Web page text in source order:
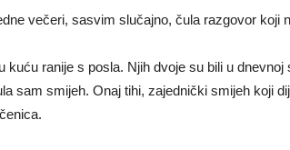
večeri, sasvim slučajno, čula razgovor koji
kuću ranije s posla. Njih dvoje su bili u
sam smijeh. Onaj tihi, zajednički smijeh koji